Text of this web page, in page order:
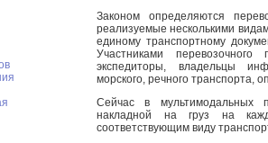
Законом определяются
реализуемые несколькими
единому транспортному
Участниками
экспедиторы, владельцы
морского, речного транспорта,
Сейчас в мультимодальных
накладной на груз на
соответствующим виду